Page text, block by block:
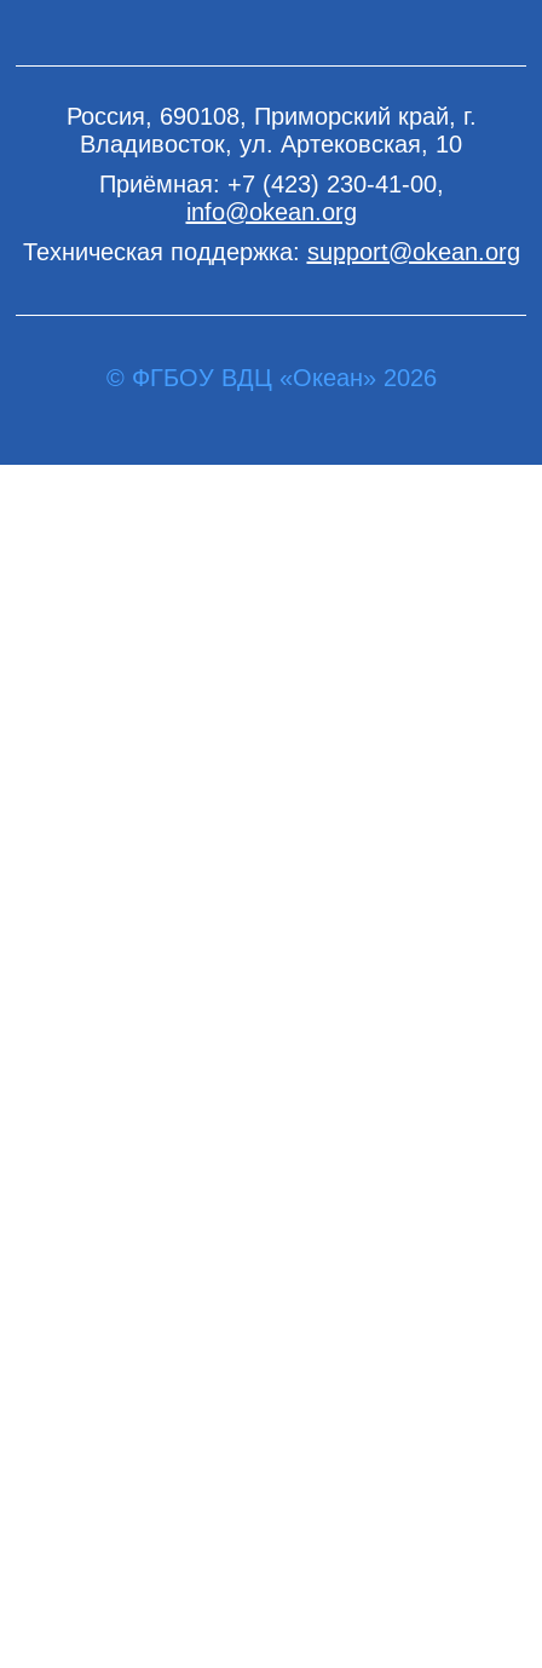
Россия, 690108, Приморский край, г.
Владивосток, ул. Артековская, 10
Приёмная: +7 (423) 230-41-00,
info@okean.org
Техническая поддержка: support@okean.org
© ФГБОУ ВДЦ «Океан» 2026